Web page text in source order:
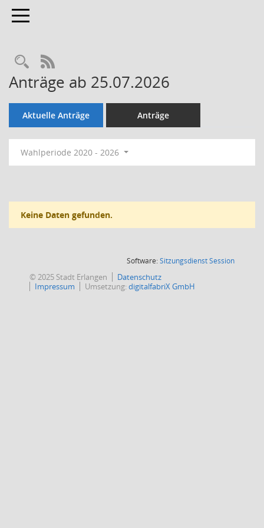
Toggle navigation
Rechercheauswahl
RSS-Feed
Anträge ab 25.07.2026
Aktuelle Anträge Anträge
Wahlperiode 2020 - 2026
Keine Daten gefunden.
Software:SitzungsdienstSession(Wird in
© 2025 Stadt Erlangen
Datenschutz
Impressum
Umsetzung:digitalfabriX GmbH